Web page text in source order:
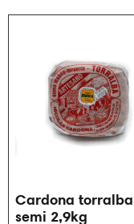
Cardona torralba
semi 2,9kg